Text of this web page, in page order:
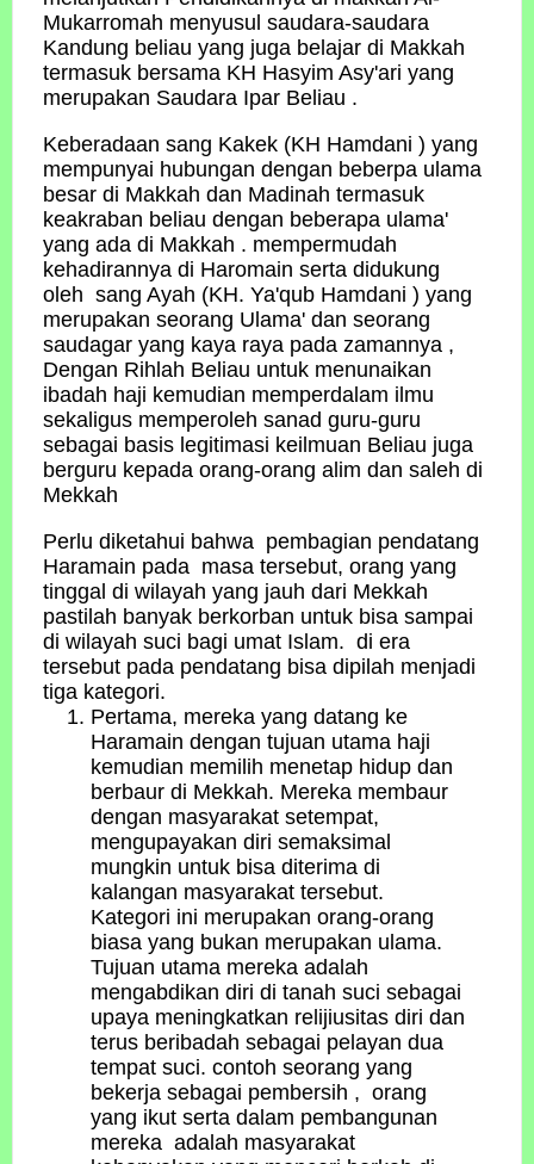
Mukarromah menyusul saudara-saudara
Kandung beliau yang juga belajar di Makkah
termasuk bersama KH Hasyim Asy'ari yang
merupakan Saudara Ipar Beliau .
Keberadaan sang Kakek (KH Hamdani ) yang
mempunyai hubungan dengan beberpa ulama
besar di Makkah dan Madinah termasuk
keakraban beliau dengan beberapa ulama'
yang ada di Makkah . mempermudah
kehadirannya di Haromain serta didukung
oleh sang Ayah (KH. Ya'qub Hamdani ) yang
merupakan seorang Ulama' dan seorang
saudagar yang kaya raya pada zamannya ,
Dengan Rihlah Beliau untuk menunaikan
ibadah haji kemudian memperdalam ilmu
sekaligus memperoleh sanad guru-guru
sebagai basis legitimasi keilmuan Beliau juga
berguru kepada orang-orang alim dan saleh di
Mekkah
Perlu diketahui bahwa pembagian pendatang
Haramain pada masa tersebut, orang yang
tinggal di wilayah yang jauh dari Mekkah
pastilah banyak berkorban untuk bisa sampai
di wilayah suci bagi umat Islam. di era
tersebut pada pendatang bisa dipilah menjadi
tiga kategori.
Pertama, mereka yang datang ke
Haramain dengan tujuan utama haji
kemudian memilih menetap hidup dan
berbaur di Mekkah. Mereka membaur
dengan masyarakat setempat,
mengupayakan diri semaksimal
mungkin untuk bisa diterima di
kalangan masyarakat tersebut.
Kategori ini merupakan orang-orang
biasa yang bukan merupakan ulama.
Tujuan utama mereka adalah
mengabdikan diri di tanah suci sebagai
upaya meningkatkan relijiusitas diri dan
terus beribadah sebagai pelayan dua
tempat suci. contoh seorang yang
bekerja sebagai pembersih , orang
yang ikut serta dalam pembangunan
mereka adalah masyarakat